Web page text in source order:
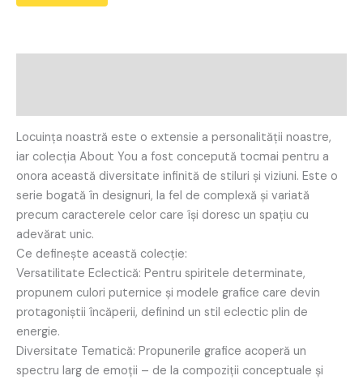
Locuința noastră este o extensie a personalității noastre,
iar colecția About You a fost concepută tocmai pentru a
onora această diversitate infinită de stiluri și viziuni. Este o
serie bogată în designuri, la fel de complexă și variată
precum caracterele celor care își doresc un spațiu cu
adevărat unic.
Ce definește această colecție:
Versatilitate Eclectică: Pentru spiritele determinate,
propunem culori puternice și modele grafice care devin
protagoniștii încăperii, definind un stil eclectic plin de
energie.
Diversitate Tematică: Propunerile grafice acoperă un
spectru larg de emoții – de la compoziții conceptuale și